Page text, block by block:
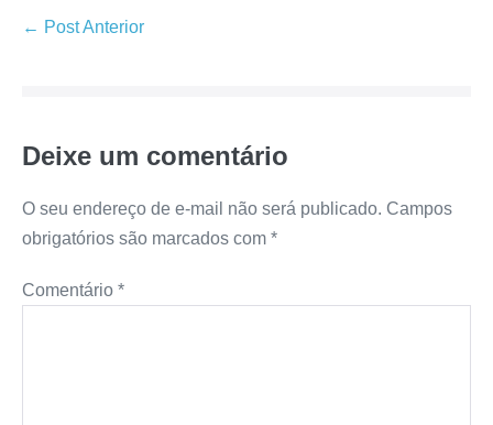
← Post Anterior
Deixe um comentário
O seu endereço de e-mail não será publicado. Campos
obrigatórios são marcados com *
Comentário *